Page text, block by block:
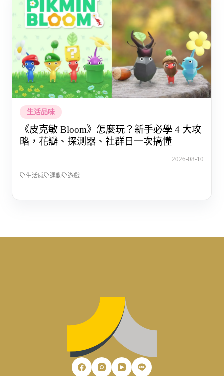
生活品味
《皮克敏 Bloom》怎麼玩？新手必學 4 大攻
略，花瓣、探測器、社群日一次搞懂
2026-08-10
生活感 運動 遊戲